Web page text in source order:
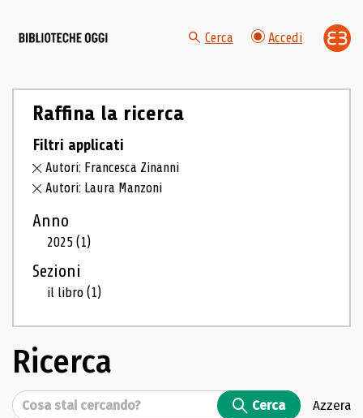
Cerca Accedi
Raffina la ricerca
Filtri applicati
Autori: Francesca Zinanni
Autori: Laura Manzoni
Anno
2025(1)
Sezioni
il libro(1)
Ricerca
Cerca Cerca Azzera